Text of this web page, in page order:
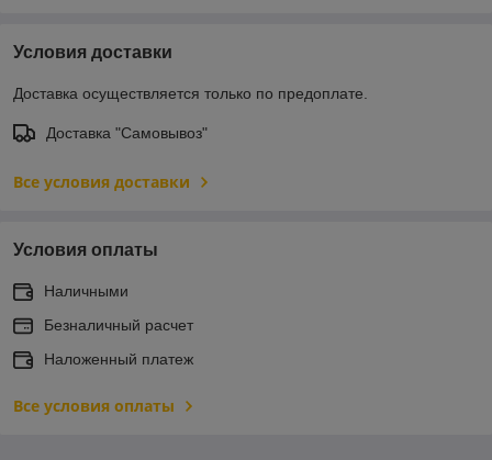
Условия доставки
Доставка осуществляется только по предоплате.
Доставка "Самовывоз"
Все условия доставки
Условия оплаты
Наличными
Безналичный расчет
Наложенный платеж
Все условия оплаты